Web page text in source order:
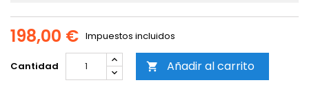
198,00 € Impuestos incluidos
Cantidad  Añadir al carrito